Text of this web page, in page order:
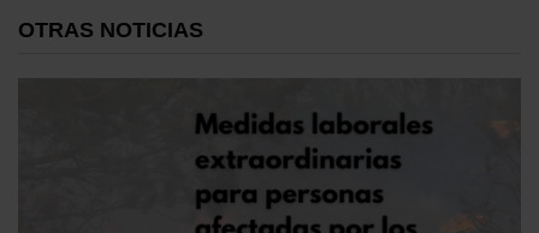
OTRAS NOTICIAS